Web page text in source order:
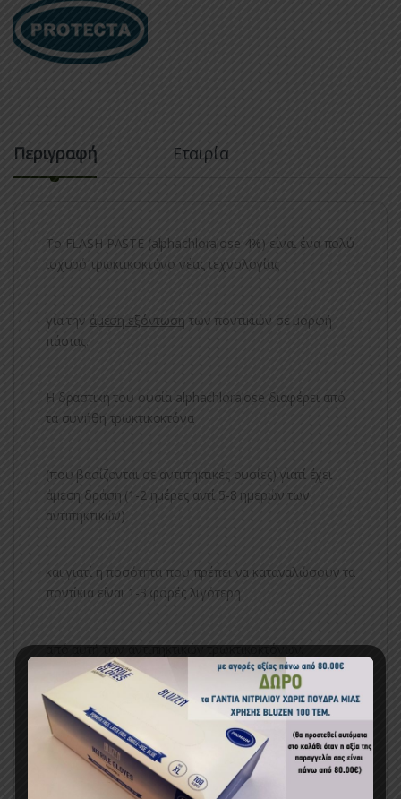
Περιγραφή Εταιρία
Το FLASH PASTE (alphachloralose 4%) είναι ένα πολύ
ισχυρό τρωκτικοκτόνο νέας τεχνολογίας
για την άμεση εξόντωση των ποντικιών σε μορφή
πάστας.
Η δραστική του ουσία alphachloralose διαφέρει από
τα συνήθη τρωκτικοκτόνα
(που βασίζονται σε αντιπηκτικές ουσίες) γιατί έχει
άμεση δράση (1-2 ημέρες αντί 5-8 ημερών των
αντιπηκτικών)
και γιατί η ποσότητα που πρέπει να καταναλώσουν τα
ποντίκια είναι 1-3 φορές λιγότερη
από αυτή των αντιπηκτικών τρωκτικοκτόνων.
Για καλύτερα αποτελέσματα και ασφάλεια τα
δολώματα πρέπει οπωσδήποτε να τοποθετούνται
σε ειδικούς δολωματικούς σταθμούς ασφαλείας.
Διατίθεται σε “παστάκια” των 5gr.σε συσκευασία των
80 γραμμαρίων